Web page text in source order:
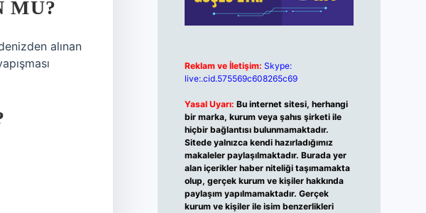
MU?
alınan
Reklam ve İletişim: Skype:
live:.cid.575569c608265c69
Yasal Uyarı: Bu internet sitesi, herhangi
bir marka, kurum veya şahıs şirketi ile
hiçbir bağlantısı bulunmamaktadır.
Sitede yalnızca kendi hazırladığımız
makaleler paylaşılmaktadır. Burada yer
alan içerikler haber niteliği taşımamakta
olup, gerçek kurum ve kişiler hakkında
paylaşım yapılmamaktadır. Gerçek
kurum ve kişiler ile isim benzerlikleri